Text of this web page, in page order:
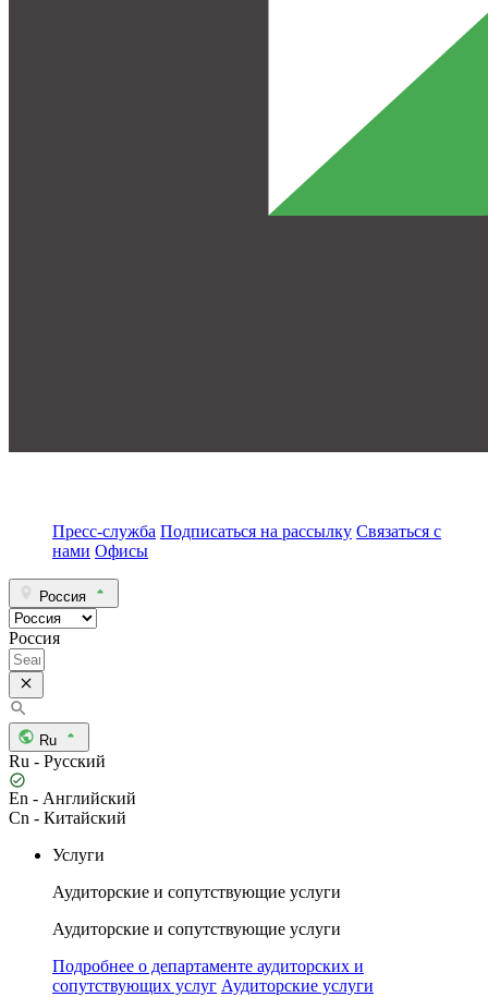
Пресс-служба Подписаться на рассылку Связаться с
нами Офисы
Россия
Россия
Ru
Ru - Русский
En - Английский
Cn - Китайский
Услуги
Аудиторские и сопутствующие услуги
Аудиторские и сопутствующие услуги
Подробнее о департаменте аудиторских и
сопутствующих услуг Аудиторские услуги